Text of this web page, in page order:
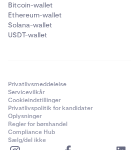
Bitcoin-wallet
Ethereum-wallet
Solana-wallet
USDT-wallet
Privatlivsmeddelelse
Servicevilkår
Cookieindstillinger
Privatlivspolitik for kandidater
Oplysninger
Regler for børshandel
Compliance Hub
Sælg/del ikke